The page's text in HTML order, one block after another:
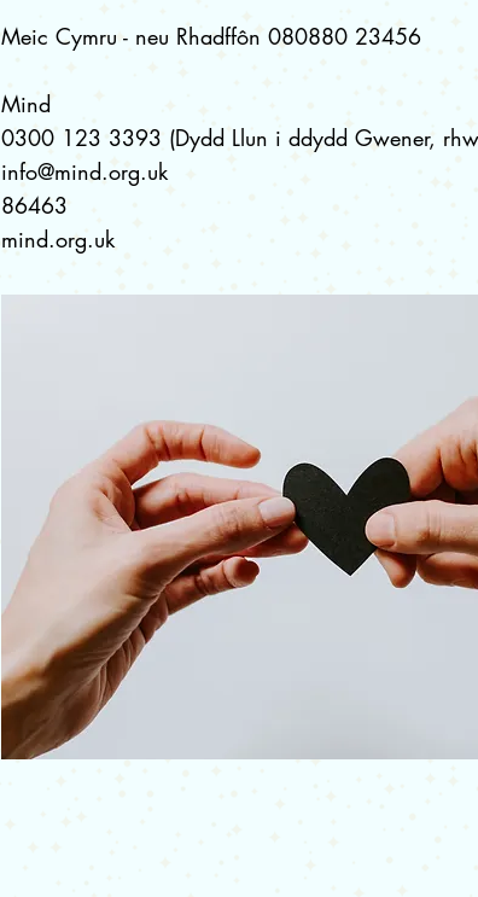
Meic Cymru - neu Rhadffôn 080880 23456
Mind
0300 123 3393 (Dydd Llun i ddydd Gwener,
info@mind.org.uk
86463
mind.org.uk